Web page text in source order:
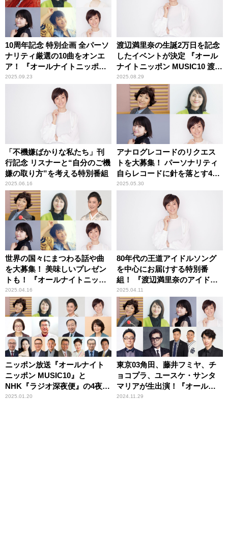
10周年記念 特別企画 全パーソ
ナリティ厳選の10曲をオンエ
ア！ 『オールナイトニッポン
MUSIC10』
2025.09.23
渡辺満里奈の生誕2万日を記念
したイベントが決定 『オール
ナイトニッポン MUSIC10 渡辺
満里奈20,000days トークイベ
ント ～これからも、私らしく
ハッピーに～ presented byロ
ート製薬50の恵』
2025.08.29
「不機嫌ばかりな私たち」刊
行記念 リスナーと“自分のご機
嫌の取り方”を考える特別番組
2025.06.16
アナログレコードのリクエス
トを大募集！ パーソナリティ
自らレコードに針を落とす4日
間！『オールナイトニッポン
2025.05.30
世界の国々にまつわる話や曲
を大募集！ 美味しいプレゼン
トも！ 『オールナイトニッポ
ン MUSIC10』
2025.04.16
80年代の王道アイドルソング
を中心にお届けする特別番
組！ 『渡辺満里奈のアイドル
リクエスト！』「たくさんの
リクエストお待ちしていま
す！」
2025.04.11
ニッポン放送『オールナイト
ニッポン MUSIC10』と
NHK『ラジオ深夜便』の4夜連
続コラボレーション決定！
2025.01.20
東京03角田、藤井フミヤ、チ
ョコプラ、ユースケ・サンタ
マリアが生出演！『オールナ
イトニッポン MUSIC10』
2024.11.29